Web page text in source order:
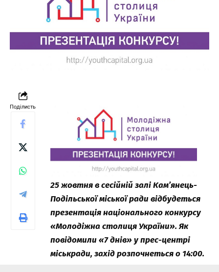
Поділисть
25 жовтня в сесійній залі Кам’янець-
Подільської міської ради відбудеться
презентація національного конкурсу
«Молодіжна столиця України». Як
повідомили «7 днів» у прес-центрі
міськради, захід розпочнеться о 14:00.